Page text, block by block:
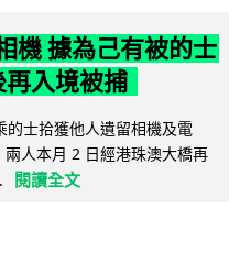
機 據為己有被的士
入境被捕
士拾獲他人遺留相機及電
人本月 2 日經港珠澳大橋再
閱讀全文